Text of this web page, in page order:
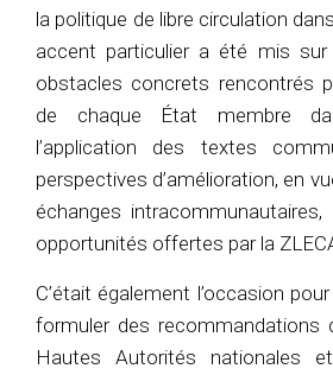
la politique de libre circulation
accent particulier a été mis sur
obstacles concrets rencontrés
de chaque État membre
l’application des textes
perspectives d’amélioration, en
échanges
opportunités offertes par la
C’était également l’occasion
formuler des recommandations
Hautes Autorités nationales